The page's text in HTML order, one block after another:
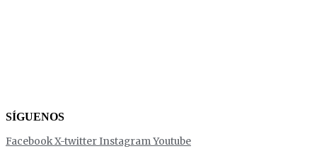
SÍGUENOS
FacebookX-twitterInstagramYoutube